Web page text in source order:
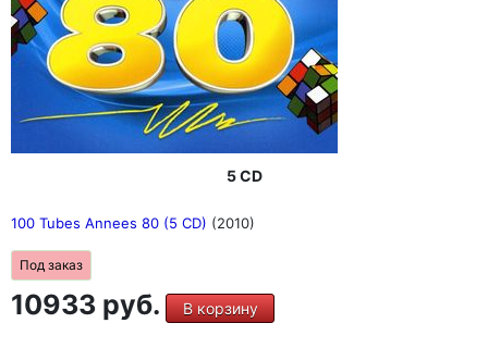
5 CD
100 Tubes Annees 80 (5 CD) (2010)
Под заказ
10933 руб. В корзину